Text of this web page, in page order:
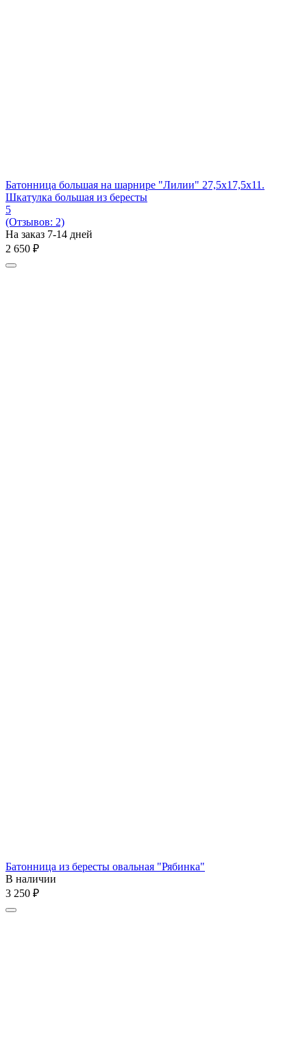
Батонница большая на шарнире "Лилии" 27,5х17,5х11.
Шкатулка большая из бересты
5
(Отзывов: 2)
На заказ 7-14 дней
2 650 ₽
Батонница из бересты овальная "Рябинка"
В наличии
3 250 ₽